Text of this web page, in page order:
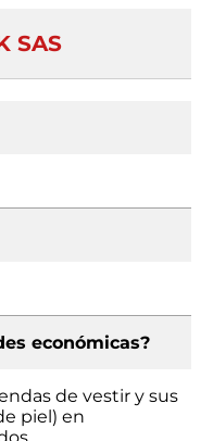
SAS
económicas?
de vestir y sus
piel) en